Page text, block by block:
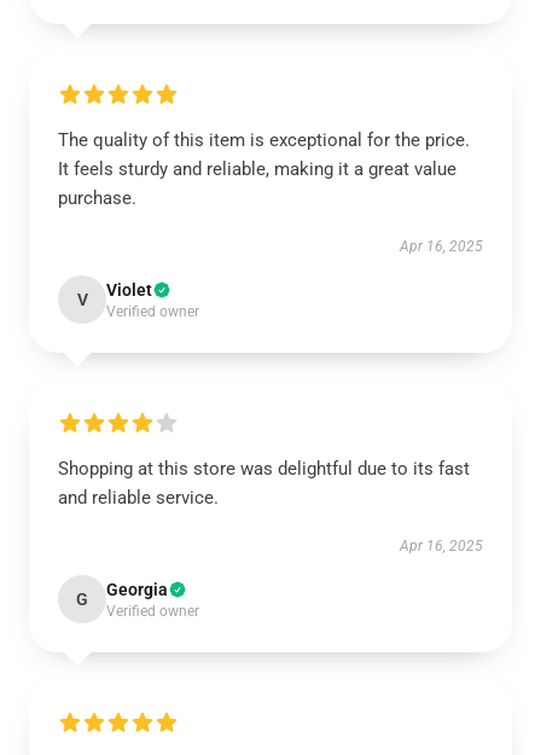
The quality of this item is exceptional for the price.
It feels sturdy and reliable, making it a great value
purchase.
Apr 16, 2025
V Violet
Verified owner
Shopping at this store was delightful due to its fast
and reliable service.
Apr 16, 2025
G Georgia
Verified owner